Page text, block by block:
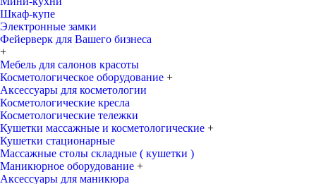
Шкаф-купе
Электронные замки
Фейерверк для Вашего бизнеса
+
Мебель для салонов красоты
Косметологическое оборудование +
Аксессуары для косметологии
Косметологические кресла
Косметологические тележки
Кушетки массажные и косметологические +
Кушетки стационарные
Массажные столы складные ( кушетки )
Маникюрное оборудование +
Аксессуары для маникюра